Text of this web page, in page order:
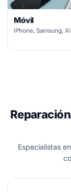
Móvil
iPhone, Samsung,
Especialistas